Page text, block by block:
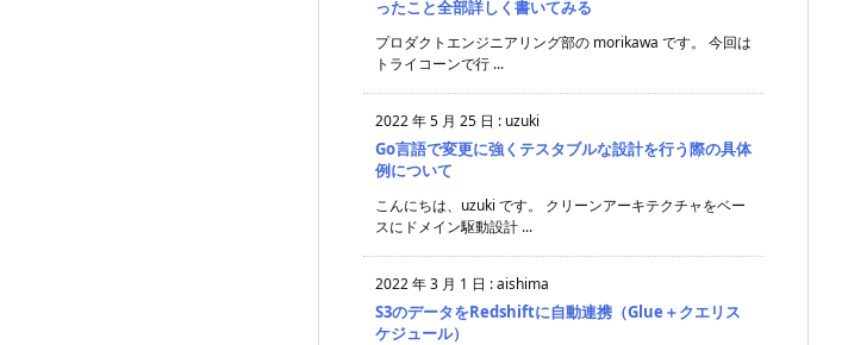
ったこと全部詳しく書いてみる
プロダクトエンジニアリング部の morikawa です。 今回は
トライコーンで行 ...
2022 年 5 月 25 日 : uzuki
Go言語で変更に強くテスタブルな設計を行う際の具体
例について
こんにちは、uzuki です。 クリーンアーキテクチャをベー
スにドメイン駆動設計 ...
2022 年 3 月 1 日 :aishima
S3のデータをRedshiftに自動連携（Glue＋クエリス
ケジュール）